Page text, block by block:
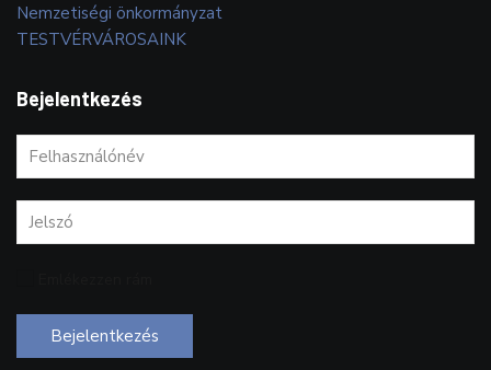
Nemzetiségi önkormányzat
TESTVÉRVÁROSAINK
Bejelentkezés
Bejelentkezés